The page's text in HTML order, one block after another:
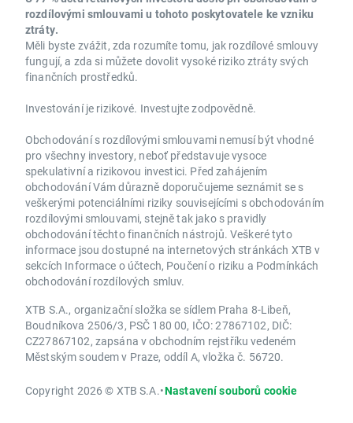
rozdílovými smlouvami u tohoto poskytovatele ke vzniku
ztráty.
Měli byste zvážit, zda rozumíte tomu, jak rozdílové smlouvy
fungují, a zda si můžete dovolit vysoké riziko ztráty svých
finančních prostředků.
Investování je rizikové. Investujte zodpovědně.
Obchodování s rozdílovými smlouvami nemusí být vhodné
pro všechny investory, neboť představuje vysoce
spekulativní a rizikovou investici. Před zahájením
obchodování Vám důrazně doporučujeme seznámit se s
veškerými potenciálními riziky souvisejícími s obchodováním
rozdílovými smlouvami, stejně tak jako s pravidly
obchodování těchto finančních nástrojů. Veškeré tyto
informace jsou dostupné na internetových stránkách XTB v
sekcích Informace o účtech, Poučení o riziku a Podmínkách
obchodování rozdílových smluv.
XTB S.A., organizační složka se sídlem Praha 8-Libeň,
Boudníkova 2506/3, PSČ 180 00, IČO: 27867102, DIČ:
CZ27867102, zapsána v obchodním rejstříku vedeném
Městským soudem v Praze, oddíl A, vložka č. 56720.
Copyright 2026 © XTB S.A.•Nastavení souborů cookie